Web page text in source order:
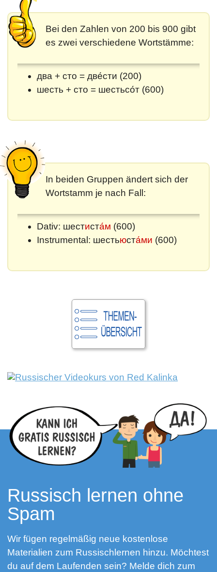
Bei den Zahlen von 200 bis 900 gibt
es zwei verschiedene Wortstämme:
два + сто = две́сти (200)
шесть + сто = шестьсо́т (600)
In beiden Gruppen ändert sich der
Wortstamm je nach Fall:
Dativ: шестиста́м (600)
Instrumental: шестьюста́ми (600)
Russisch lernen ohne
Spam
Wir fügen regelmäßig neue kostenlose
Materialien zum Russischlernen hinzu. Möchtest
du auf dem Laufenden sein? Melde dich zum